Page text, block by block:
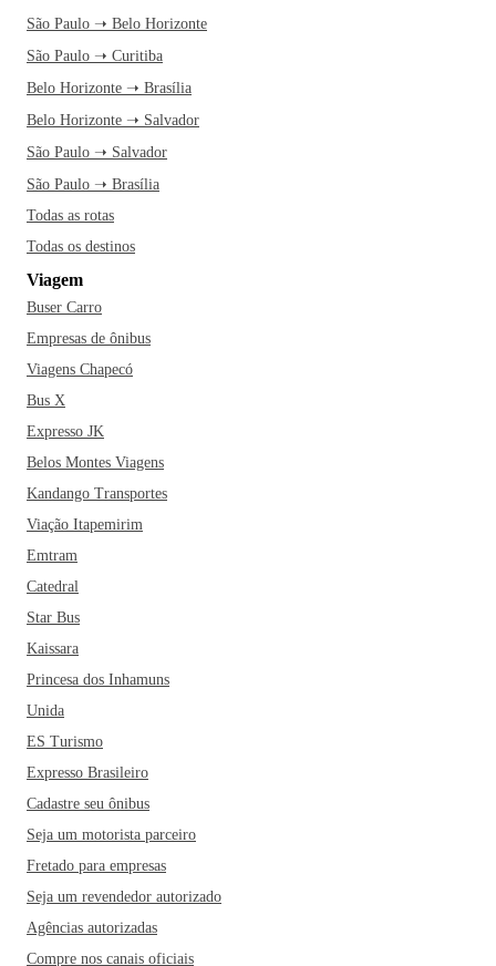
São Paulo ➝ Belo Horizonte
São Paulo ➝ Curitiba
Belo Horizonte ➝ Brasília
Belo Horizonte ➝ Salvador
São Paulo ➝ Salvador
São Paulo ➝ Brasília
Todas as rotas
Todas os destinos
Viagem
Buser Carro
Empresas de ônibus
Viagens Chapecó
Bus X
Expresso JK
Belos Montes Viagens
Kandango Transportes
Viação Itapemirim
Emtram
Catedral
Star Bus
Kaissara
Princesa dos Inhamuns
Unida
ES Turismo
Expresso Brasileiro
Cadastre seu ônibus
Seja um motorista parceiro
Fretado para empresas
Seja um revendedor autorizado
Agências autorizadas
Compre nos canais oficiais